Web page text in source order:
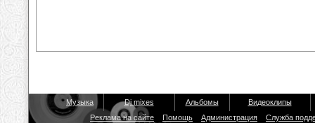
Музыка Dj mixes Альбомы
Видеоклипы
Реклама на сайте
Помощь Администрация Служба